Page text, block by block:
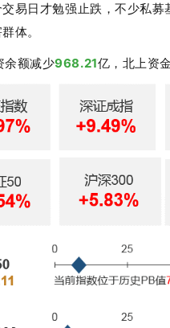
易日才勉强止跌 ，不少私
体。
余额减少968.21亿，北上资